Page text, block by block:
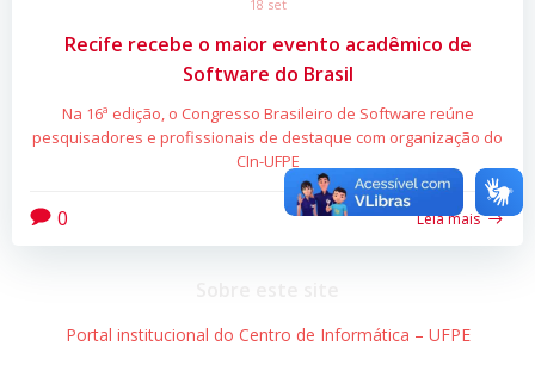
18 set
Recife recebe o maior evento acadêmico de
Software do Brasil
Na 16ª edição, o Congresso Brasileiro de Software reúne
pesquisadores e profissionais de destaque com organização do
CIn-UFPE
0 Leia mais
Portal institucional do Centro de Informática – UFPE